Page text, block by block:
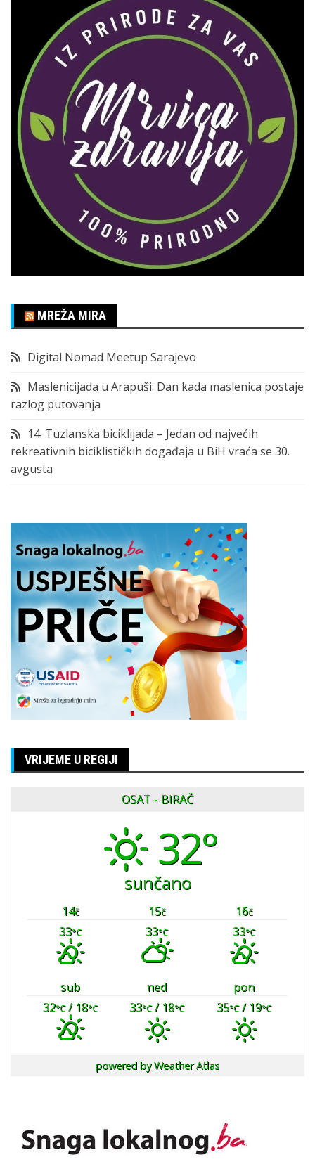
MREŽA MIRA
Digital Nomad Meetup Sarajevo
Maslenicijada u Arapuši: Dan kada maslenica postaje
razlog putovanja
14. Tuzlanska biciklijada – Jedan od najvećih
rekreativnih biciklističkih događaja u BiH vraća se 30.
avgusta
VRIJEME U REGIJI
OSAT - BIRAČ
32°
sunčano
14č 15č 16č
33°C 33°C 33°C
sub ned
pon
32°C/ 18°C 33°C/ 18°C 35°C/ 19°C
powered byWeather Atlas